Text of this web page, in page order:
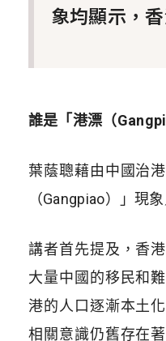
象均顯示，
誰是「港漂（
葉蔭聰藉由中國治
（Gangpiao）」現
講者首先提及，香
大量中國的移民和
港的人口逐漸本土
相關意識仍舊存在